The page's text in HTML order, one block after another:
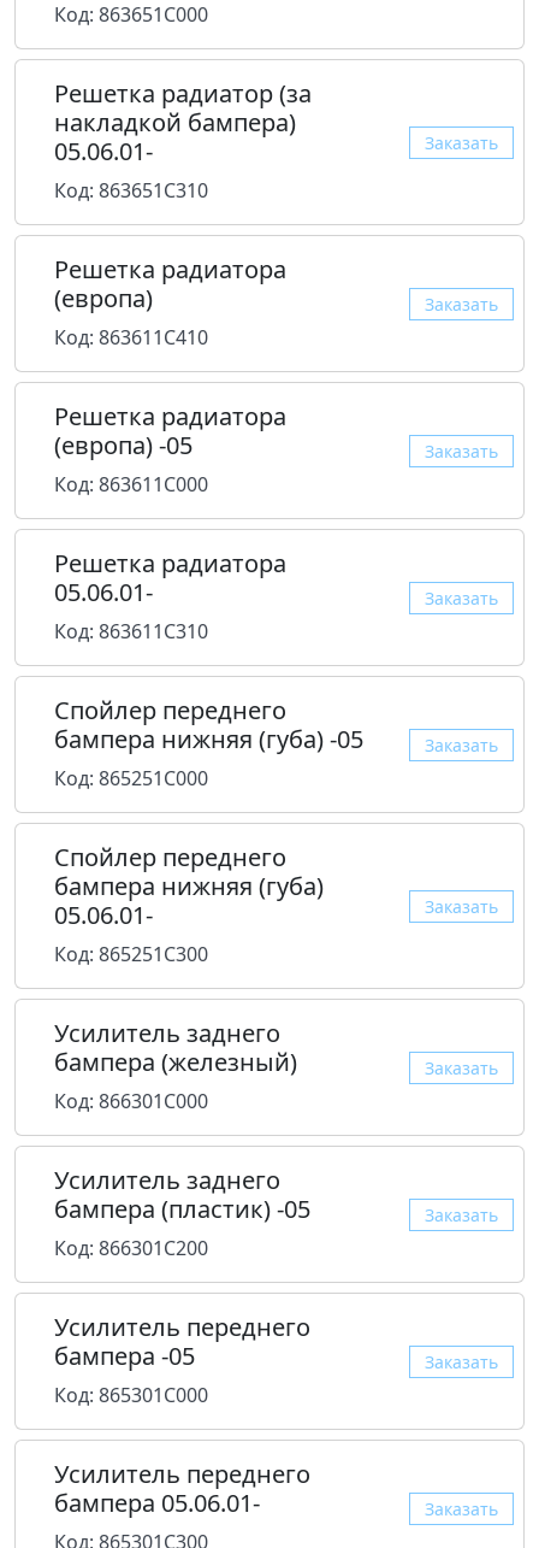
Код: 863651C000
Решетка радиатор (за
накладкой бампера)
05.06.01-
Код: 863651C310
Заказать
Решетка радиатора
(европа)
Код: 863611C410
Заказать
Решетка радиатора
(европа) -05
Код: 863611C000
Заказать
Решетка радиатора
05.06.01-
Код: 863611C310
Заказать
Спойлер переднего
бампера нижняя (губа) -05
Код: 865251C000
Заказать
Спойлер переднего
бампера нижняя (губа)
05.06.01-
Код: 865251C300
Заказать
Усилитель заднего
бампера (железный)
Код: 866301C000
Заказать
Усилитель заднего
бампера (пластик) -05
Код: 866301C200
Заказать
Усилитель переднего
бампера -05
Код: 865301C000
Заказать
Усилитель переднего
бампера 05.06.01-
Код: 865301C300
Заказать